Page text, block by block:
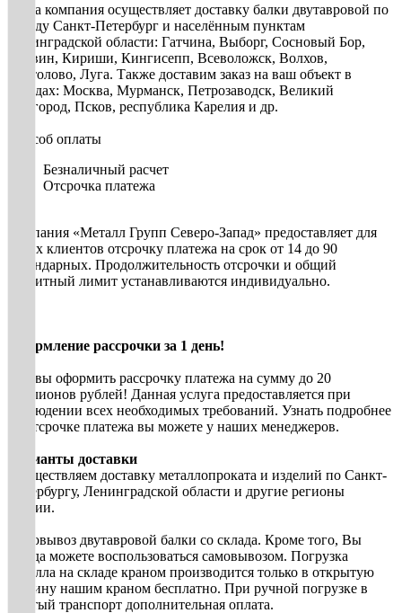
Наша компания осуществляет доставку балки двутавровой по
городу Санкт-Петербург и населённым пунктам
Ленинградской области: Гатчина, Выборг, Сосновый Бор,
Тихвин, Кириши, Кингисепп, Всеволожск, Волхов,
Сертолово, Луга. Также доставим заказ на ваш объект в
городах: Москва, Мурманск, Петрозаводск, Великий
Новгород, Псков, республика Карелия и др.
Способ оплаты
Безналичный расчет
Отсрочка платежа
Компания «Металл Групп Северо-Запад» предоставляет для
своих клиентов отсрочку платежа на срок от 14 до 90
календарных. Продолжительность отсрочки и общий
кредитный лимит устанавливаются индивидуально.
Оформление рассрочки за 1 день!
Готовы оформить рассрочку платежа на сумму до 20
миллионов рублей! Данная услуга предоставляется при
соблюдении всех необходимых требований. Узнать подробнее
об отсрочке платежа вы можете у наших менеджеров.
Варианты доставки
Осуществляем доставку металлопроката и изделий по Санкт-
Петербургу, Ленинградской области и другие регионы
России.
Самовывоз двутавровой балки со склада. Кроме того, Вы
всегда можете воспользоваться самовывозом. Погрузка
металла на складе краном производится только в открытую
машину нашим краном бесплатно. При ручной погрузке в
крытый транспорт дополнительная оплата.